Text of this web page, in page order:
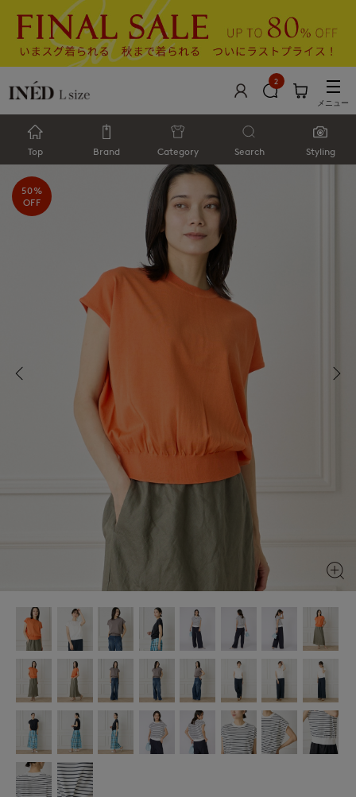
2
メニュー
Top Brand Category Search Styling
50%
OFF